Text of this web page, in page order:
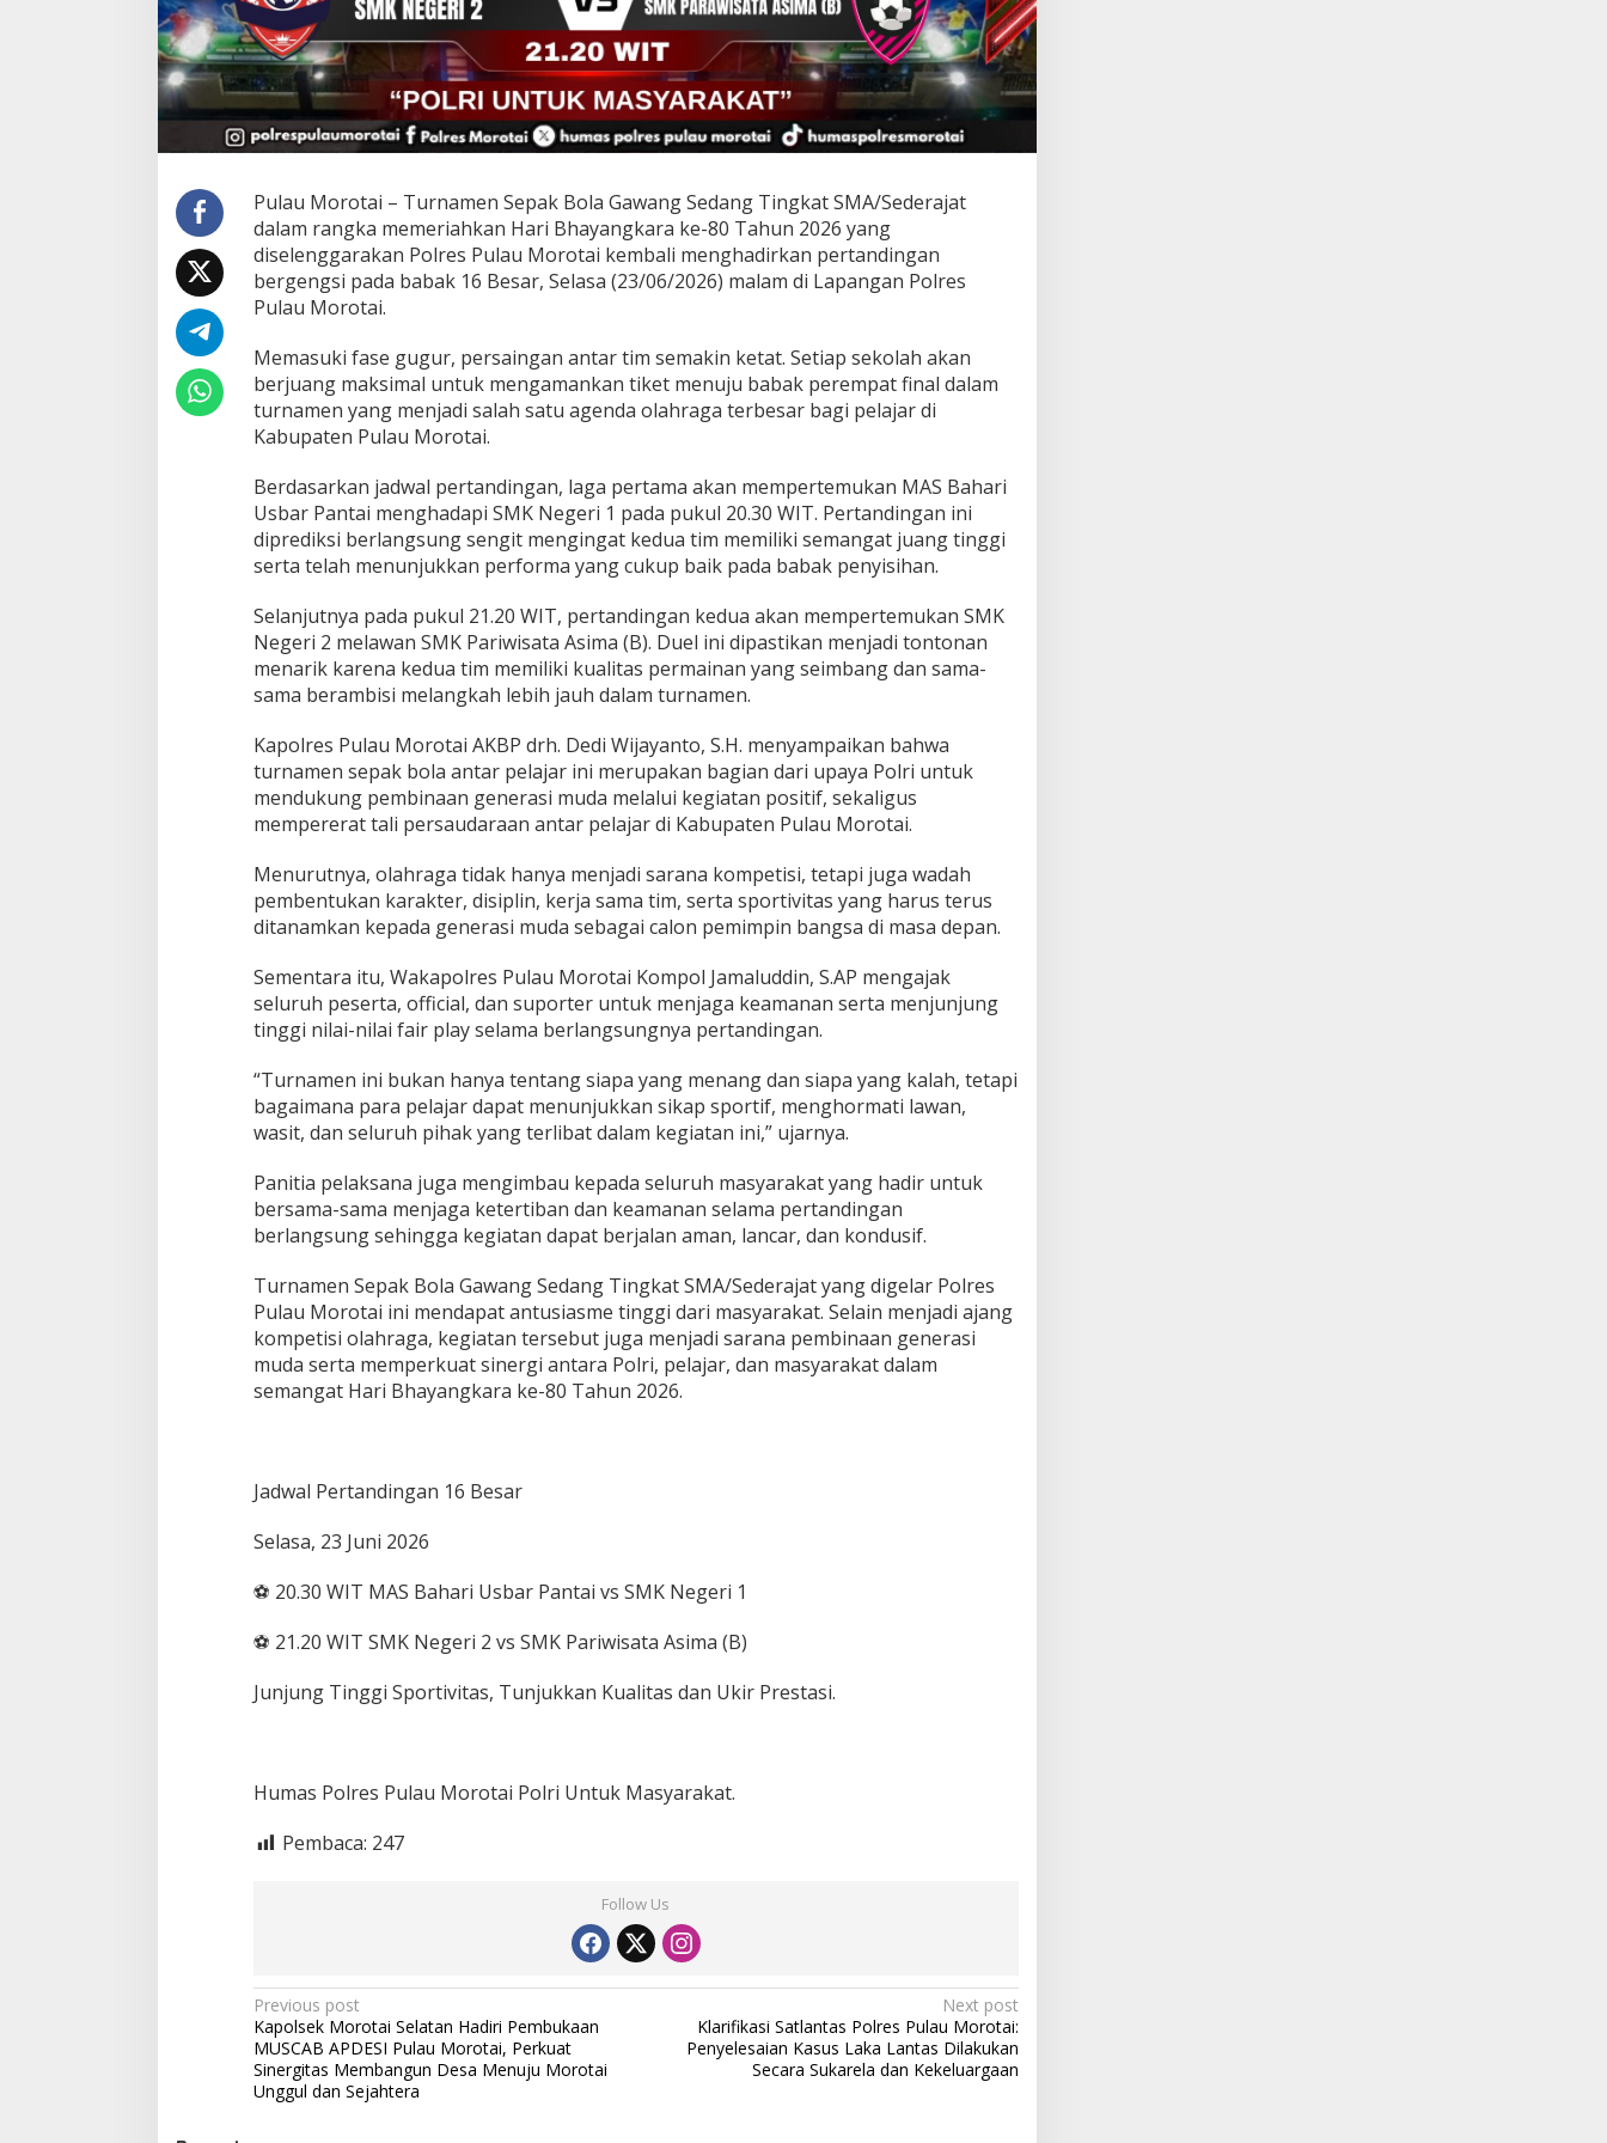
p
a
t
F
i
n
a
a
m
Pulau Morotai – Turnamen Sepak Bola Gawang Sedang Tingkat SMA/Sederajat
dalam rangka memeriahkan Hari Bhayangkara ke-80 Tahun 2026 yang
diselenggarakan Polres Pulau Morotai kembali menghadirkan pertandingan
bergengsi pada babak 16 Besar, Selasa (23/06/2026) malam di Lapangan Polres
Pulau Morotai.
Memasuki fase gugur, persaingan antar tim semakin ketat. Setiap sekolah akan
berjuang maksimal untuk mengamankan tiket menuju babak perempat final dalam
turnamen yang menjadi salah satu agenda olahraga terbesar bagi pelajar di
Kabupaten Pulau Morotai.
Berdasarkan jadwal pertandingan, laga pertama akan mempertemukan MAS Bahari
Usbar Pantai menghadapi SMK Negeri 1 pada pukul 20.30 WIT. Pertandingan ini
diprediksi berlangsung sengit mengingat kedua tim memiliki semangat juang tinggi
serta telah menunjukkan performa yang cukup baik pada babak penyisihan.
Selanjutnya pada pukul 21.20 WIT, pertandingan kedua akan mempertemukan SMK
Negeri 2 melawan SMK Pariwisata Asima (B). Duel ini dipastikan menjadi tontonan
menarik karena kedua tim memiliki kualitas permainan yang seimbang dan sama-
sama berambisi melangkah lebih jauh dalam turnamen.
Kapolres Pulau Morotai AKBP drh. Dedi Wijayanto, S.H. menyampaikan bahwa
turnamen sepak bola antar pelajar ini merupakan bagian dari upaya Polri untuk
mendukung pembinaan generasi muda melalui kegiatan positif, sekaligus
mempererat tali persaudaraan antar pelajar di Kabupaten Pulau Morotai.
Menurutnya, olahraga tidak hanya menjadi sarana kompetisi, tetapi juga wadah
pembentukan karakter, disiplin, kerja sama tim, serta sportivitas yang harus terus
ditanamkan kepada generasi muda sebagai calon pemimpin bangsa di masa depan.
Sementara itu, Wakapolres Pulau Morotai Kompol Jamaluddin, S.AP mengajak
seluruh peserta, official, dan suporter untuk menjaga keamanan serta menjunjung
tinggi nilai-nilai fair play selama berlangsungnya pertandingan.
“Turnamen ini bukan hanya tentang siapa yang menang dan siapa yang kalah, tetapi
bagaimana para pelajar dapat menunjukkan sikap sportif, menghormati lawan,
wasit, dan seluruh pihak yang terlibat dalam kegiatan ini,” ujarnya.
Panitia pelaksana juga mengimbau kepada seluruh masyarakat yang hadir untuk
bersama-sama menjaga ketertiban dan keamanan selama pertandingan
berlangsung sehingga kegiatan dapat berjalan aman, lancar, dan kondusif.
Turnamen Sepak Bola Gawang Sedang Tingkat SMA/Sederajat yang digelar Polres
Pulau Morotai ini mendapat antusiasme tinggi dari masyarakat. Selain menjadi ajang
kompetisi olahraga, kegiatan tersebut juga menjadi sarana pembinaan generasi
muda serta memperkuat sinergi antara Polri, pelajar, dan masyarakat dalam
semangat Hari Bhayangkara ke-80 Tahun 2026.
Jadwal Pertandingan 16 Besar
Selasa, 23 Juni 2026
⚽ 20.30 WIT MAS Bahari Usbar Pantai vs SMK Negeri 1
⚽ 21.20 WIT SMK Negeri 2 vs SMK Pariwisata Asima (B)
Junjung Tinggi Sportivitas, Tunjukkan Kualitas dan Ukir Prestasi.
Humas Polres Pulau Morotai Polri Untuk Masyarakat.
Pembaca: 247
Follow Us
P
o
s
t
Previous post
Kapolsek Morotai Selatan Hadiri Pembukaan
MUSCAB APDESI Pulau Morotai, Perkuat
Sinergitas Membangun Desa Menuju Morotai
Unggul dan Sejahtera
Next post
Klarifikasi Satlantas Polres Pulau Morotai:
Penyelesaian Kasus Laka Lantas Dilakukan
Secara Sukarela dan Kekeluargaan